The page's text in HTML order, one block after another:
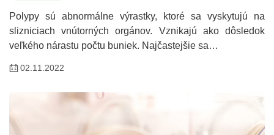
Polypy sú abnormálne výrastky, ktoré sa vyskytujú na
slizniciach vnútorných orgánov. Vznikajú ako dôsledok
veľkého nárastu počtu buniek. Najčastejšie sa…
02.11.2022